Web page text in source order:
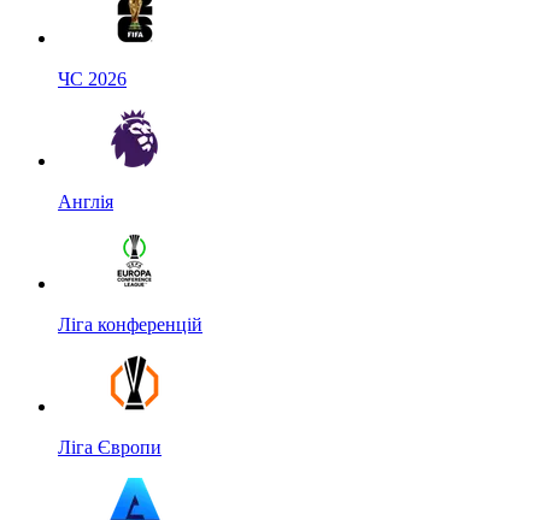
ЧС 2026
Англія
Ліга конференцій
Ліга Європи